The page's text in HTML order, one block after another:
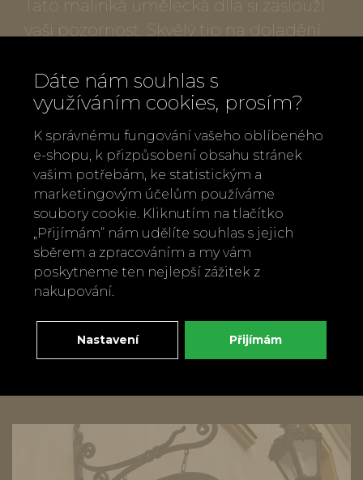
Tato malinká umělecká díla si zaslouží
vaši pozornost. Skvělý tip na doladění
Popis produktu:
Rozměry Kočka na lanovce 4 x 12 cm
Rozměry Zdobení stromečku 10 x
14,5 cm
Rozměry Kočky na saních 5 x 12 cm
Vyrobeno: ručně v Anglii, Indonésii, na
Filipínách
Dáte nám souhlas s
využíváním cookies, prosím?
K správnému fungování vašeho oblíbeného
e-shopu, k přizpůsobení obsahu stránek
vašim potřebám, ke statistickým a
marketingovým účelům používáme
soubory cookie. Kliknutím na tlačítko
„Přijímám“ nám udělíte souhlas s jejich
sběrem a zpracováním a my vám
poskytneme ten nejlepší zážitek z
nakupování.
Nastavení Přijímám